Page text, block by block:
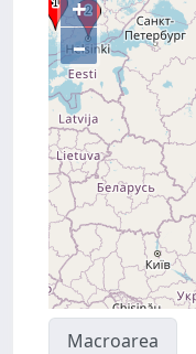
+
–
Macroarea